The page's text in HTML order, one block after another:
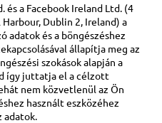
és a Facebook Ireland Ltd. (4
Harbour, Dublin 2, Ireland) a
adatok és a böngészéshez
állapítja meg az
szokások alapján a
így juttatja el a célzott
nem közvetlenül az Ön
használt eszközéhez
adatok.